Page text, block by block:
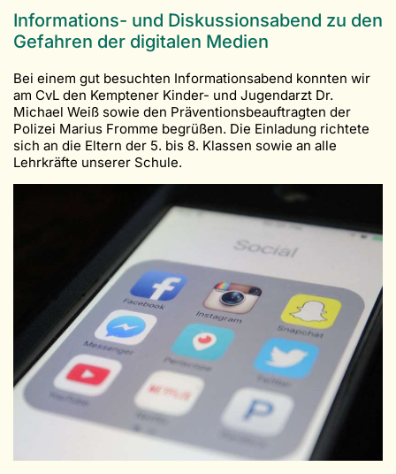
Informations- und Diskussionsabend zu den
Gefahren der digitalen Medien
Bei einem gut besuchten Informationsabend konnten wir
am CvL den Kemptener Kinder- und Jugendarzt Dr.
Michael Weiß sowie den Präventionsbeauftragten der
Polizei Marius Fromme begrüßen. Die Einladung richtete
sich an die Eltern der 5. bis 8. Klassen sowie an alle
Lehrkräfte unserer Schule.